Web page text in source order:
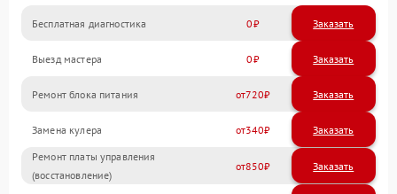
Бесплатная диагностика 0 Заказать
Выезд мастера 0 Заказать
Ремонт блока питания 720
Замена кулера 340
Ремонт платы управления
(восстановление)
850